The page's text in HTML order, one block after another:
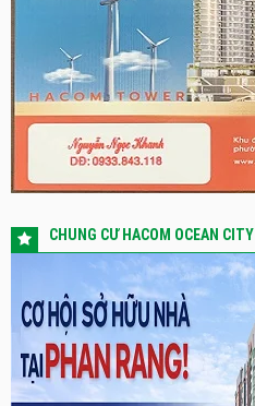
CHUNG CƯ HACOM OCEAN CITY